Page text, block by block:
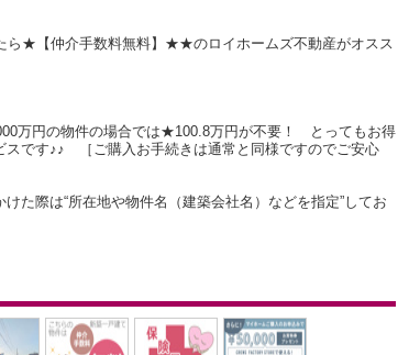
ら★【仲介手数料無料】★★のロイホームズ不動産がオスス
万円の物件の場合では★100.8万円が不要！ とってもお得
スです♪♪ ［ご購入お手続きは通常と同様ですのでご安心
た際は“所在地や物件名（建築会社名）などを指定”してお